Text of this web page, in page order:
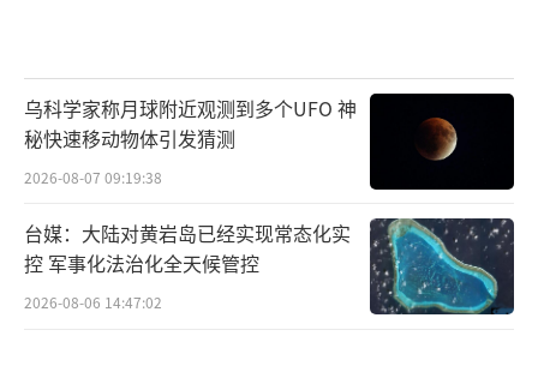
乌科学家称月球附近观测到多个UFO 神
秘快速移动物体引发猜测
2026-08-07 09:19:38
台媒：大陆对黄岩岛已经实现常态化实
控 军事化法治化全天候管控
2026-08-06 14:47:02